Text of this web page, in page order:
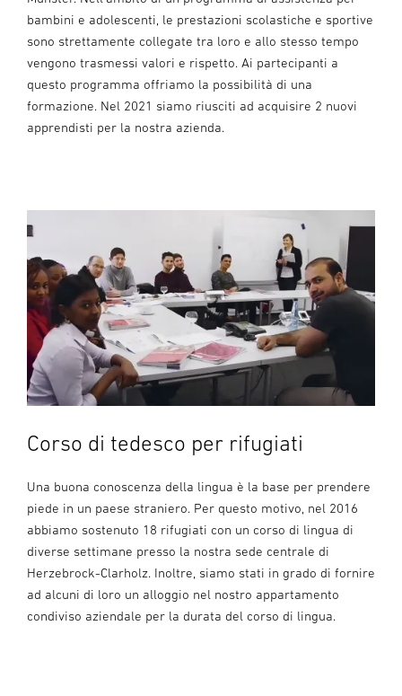
bambini e adolescenti, le prestazioni scolastiche e sportive
sono strettamente collegate tra loro e allo stesso tempo
vengono trasmessi valori e rispetto. Ai partecipanti a
questo programma offriamo la possibilità di una
formazione. Nel 2021 siamo riusciti ad acquisire 2 nuovi
apprendisti per la nostra azienda.
Corso di tedesco per rifugiati
Una buona conoscenza della lingua è la base per prendere
piede in un paese straniero. Per questo motivo, nel 2016
abbiamo sostenuto 18 rifugiati con un corso di lingua di
diverse settimane presso la nostra sede centrale di
Herzebrock-Clarholz. Inoltre, siamo stati in grado di fornire
ad alcuni di loro un alloggio nel nostro appartamento
condiviso aziendale per la durata del corso di lingua.